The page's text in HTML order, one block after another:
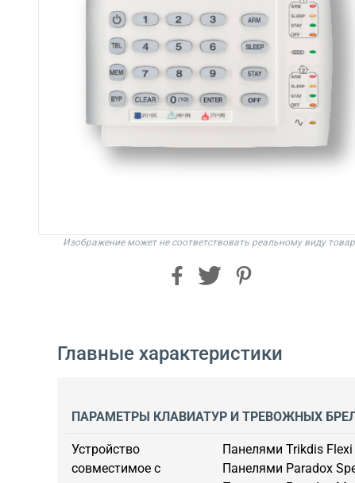
Изображение может не соответствовать реальному виду
Главные характеристики
ПАРАМЕТРЫ КЛАВИАТУР И ТРЕВОЖНЫХ
Устройство
совместимое с
Панелями Trikdis Flexi
Панелями Paradox